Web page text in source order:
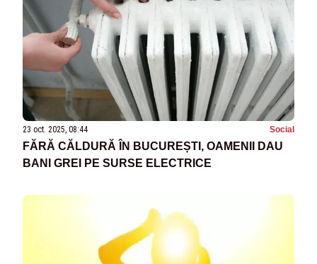
23 oct. 2025, 08:44 Social
FĂRĂ CĂLDURĂ ÎN BUCUREȘTI, OAMENII DAU
BANI GREI PE SURSE ELECTRICE